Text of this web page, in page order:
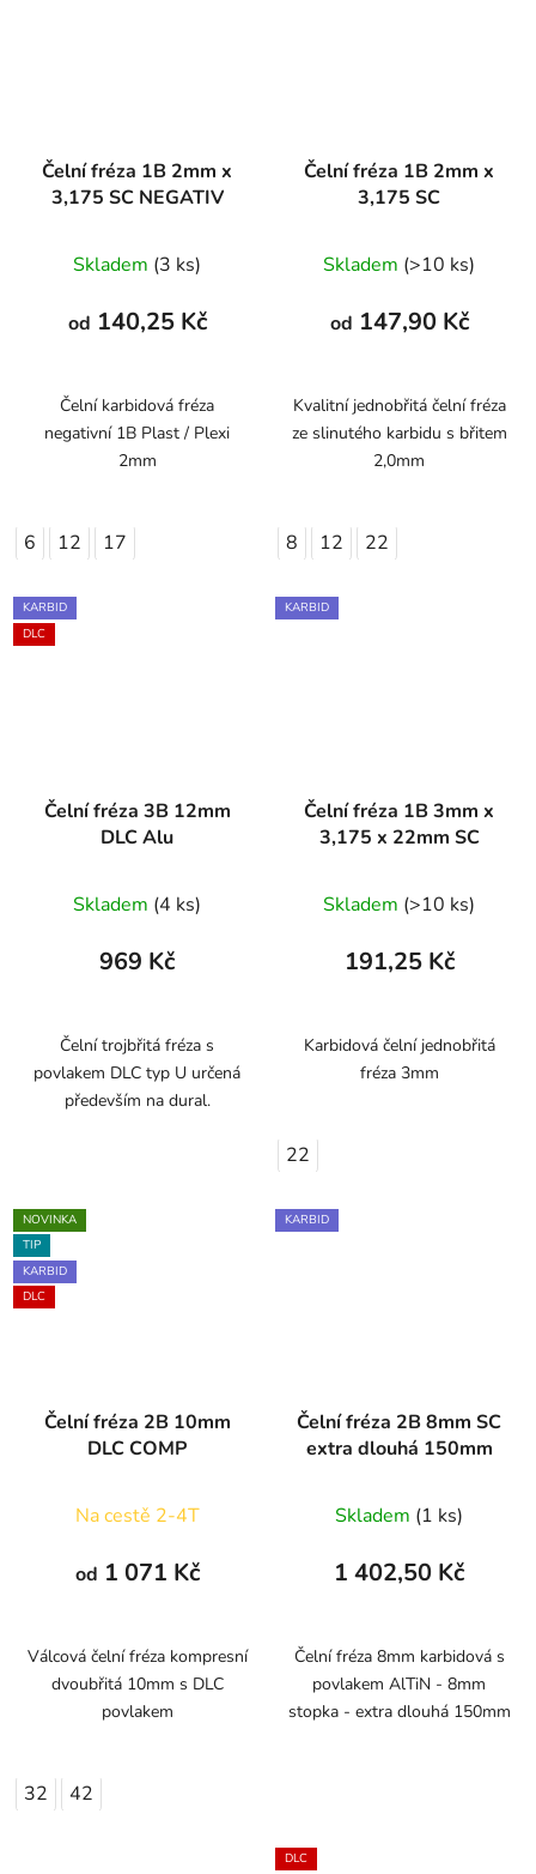
Čelní fréza 1B 2mm x
3,175 SC NEGATIV
Skladem (3 ks)
od 140,25 Kč
Čelní karbidová fréza
negativní 1B Plast / Plexi
2mm
6 12 17
Čelní fréza 1B 2mm x
3,175 SC
Skladem (>10 ks)
od 147,90 Kč
Kvalitní jednobřitá čelní fréza
ze slinutého karbidu s břitem
2,0mm
8 12 22
KARBID
DLC
Čelní fréza 3B 12mm
DLC Alu
Skladem (4 ks)
969 Kč
Čelní trojbřitá fréza s
povlakem DLC typ U určená
především na dural.
KARBID
Čelní fréza 1B 3mm x
3,175 x 22mm SC
Skladem (>10 ks)
191,25 Kč
Karbidová čelní jednobřitá
fréza 3mm
22
NOVINKA
TIP
KARBID
DLC
Čelní fréza 2B 10mm
DLC COMP
Na cestě 2-4T
od 1 071 Kč
Válcová čelní fréza kompresní
dvoubřitá 10mm s DLC
povlakem
32 42
KARBID
Čelní fréza 2B 8mm SC
extra dlouhá 150mm
Skladem (1 ks)
1 402,50 Kč
Čelní fréza 8mm karbidová s
povlakem AlTiN - 8mm
stopka - extra dlouhá 150mm
DLC